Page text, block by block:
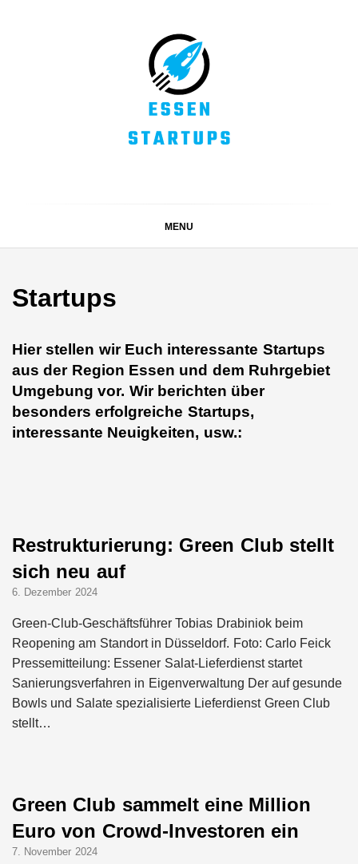
MENU
Startups
Hier stellen wir Euch interessante Startups
aus der Region Essen und dem Ruhrgebiet
Umgebung vor. Wir berichten über
besonders erfolgreiche Startups,
interessante Neuigkeiten, usw.:
Restrukturierung: Green Club stellt
sich neu auf
6. Dezember 2024
Green-Club-Geschäftsführer Tobias Drabiniok beim
Reopening am Standort in Düsseldorf. Foto: Carlo Feick
Pressemitteilung: Essener Salat-Lieferdienst startet
Sanierungsverfahren in Eigenverwaltung Der auf gesunde
Bowls und Salate spezialisierte Lieferdienst Green Club
stellt…
Green Club sammelt eine Million
Euro von Crowd-Investoren ein
7. November 2024